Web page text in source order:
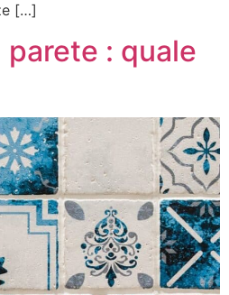
[…]
parete : quale